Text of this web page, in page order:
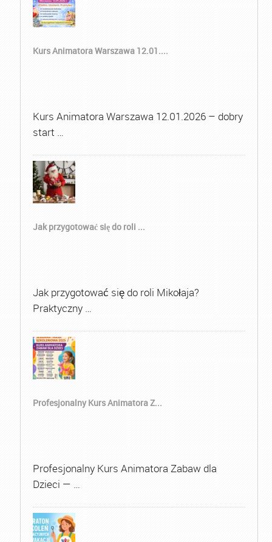
Kurs Animatora Warszawa 12.01....
Kurs Animatora Warszawa 12.01.2026 – dobry
start …
Jak przygotować się do roli ...
Jak przygotować się do roli Mikołaja?
Praktyczny …
Profesjonalny Kurs Animatora Z...
Profesjonalny Kurs Animatora Zabaw dla
Dzieci — …